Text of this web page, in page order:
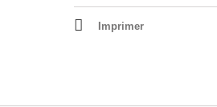
Imprimer